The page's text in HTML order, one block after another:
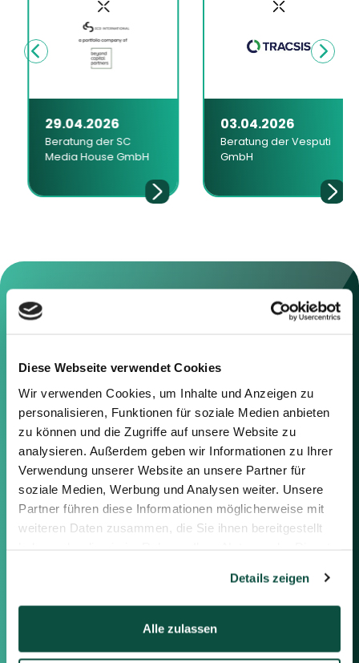
Diese Webseite verwendet Cookies
Wir verwenden Cookies, um Inhalte und Anzeigen zu
personalisieren, Funktionen für soziale Medien anbieten
zu können und die Zugriffe auf unsere Website zu
analysieren. Außerdem geben wir Informationen zu Ihrer
Verwendung unserer Website an unsere Partner für
soziale Medien, Werbung und Analysen weiter. Unsere
Partner führen diese Informationen möglicherweise mit
weiteren Daten zusammen, die Sie ihnen bereitgestellt
Details zeigen
Alle zulassen
29.04.2026
Beratung der SC
Media House GmbH
03.04.2026
Beratung der Vesputi
GmbH
Sie können sich gerne mit uns in
Verbindung setzen, indem Sie die
nachstehenden Informationen
oder das Formular auf der rechten
Seite verwenden.
Berlin
Frankfurt
München
Saxenhammer Corporate Finance GmbH
10629 Berlin